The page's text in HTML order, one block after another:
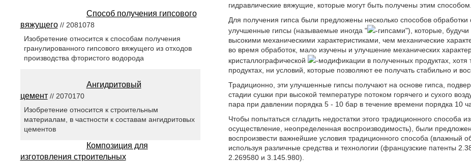
гидравлические вяжущие, которые могут быть получены этим способом.
Для получения гипса были предложены несколько способов обработки
улучшенные гипсы (называемые иногда "
-гипсами"), которые,
высокими механическими характеристиками, чем механические
во время обработок, мало изучены и улучшение механических
кристаллографической
-модификации в полученных продуктах,
продуктах, ни условий, которые позволяют ее получать стабильно и
Традиционно, эти улучшенные гипсы получают на основе гипса,
стадии сушки при высокой температуре потоком горячего и сухого
пара при давлении порядка 5 - 10 бар в течение времени порядка 10
Чтобы попытаться сгладить недостатки этого традиционного способа
осуществление, неопределенная воспроизводимость), были
воспроизвести важнейшие условия традиционного способа (влажный
используя различные средства и технологии (французские патенты
2.269580 и 3.145.980).
Способ получения гипсового
вяжущего// 2081078
Изобретение относится к способам получения
гранулированного гипсового вяжущего из отходов
производства фтористого водорода
Ангидритовый
цемент// 2070170
Изобретение относится к строительным
материалам, в частности к составам ангидритовых
цементов
Композиция для
изготовления строительных